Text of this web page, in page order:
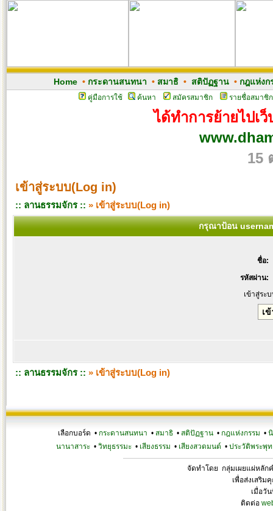
Home• กระดานสนทนา • สมาธิ• สติปัฏฐาน• กฎแห่งก
คู่มือการใช้ ค้นหา สมัครสมาชิก รายชื่อสมาชิก
ได้ทำการย้ายไปเ
15
เข้าสู่ระบบ(Log in)
:: ลานธรรมจักร :: » เข้าสู่ระบบ(Log in)
กรุณาป้อน
ชื่อ:
รหัสผ่าน:
เข้าสู่ระ
:: ลานธรรมจักร :: » เข้าสู่ระบบ(Log in)
เลือกบอร์ด • กระดานสนทนา • สมาธิ • สติปัฏฐาน • กฎแห่งกรรม •
นานาสาระ• วิทยุธรรมะ• เสียงธรรม • เสียงสวดมนต์ • ประวัติพระพุท
จัดทำโดย กลุ่มเผยแผ่หลัก
เพื่อส่งเสริม
เมื่อวั
ติดต่อ